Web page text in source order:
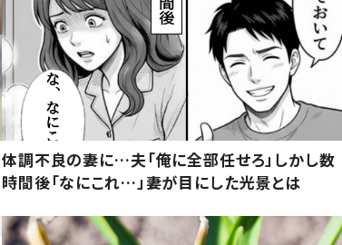
体調不良の妻に…夫「俺に全部任せろ」しかし数
時間後「なにこれ…」妻が目にした光景とは